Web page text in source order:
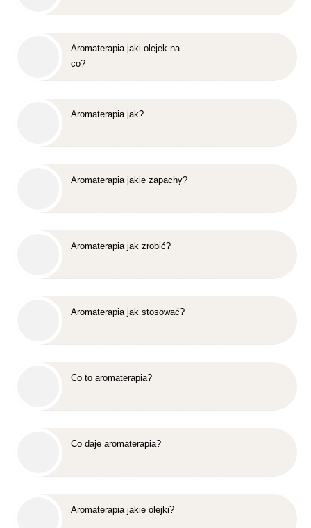
Aromaterapia jaki olejek na
co?
Aromaterapia jak?
Aromaterapia jakie zapachy?
Aromaterapia jak zrobić?
Aromaterapia jak stosować?
Co to aromaterapia?
Co daje aromaterapia?
Aromaterapia jakie olejki?